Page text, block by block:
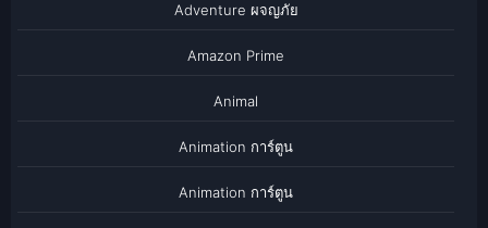
Adventure ผจญภัย
Amazon Prime
Animal
Animation การ์ตูน
Animation การ์ตูน